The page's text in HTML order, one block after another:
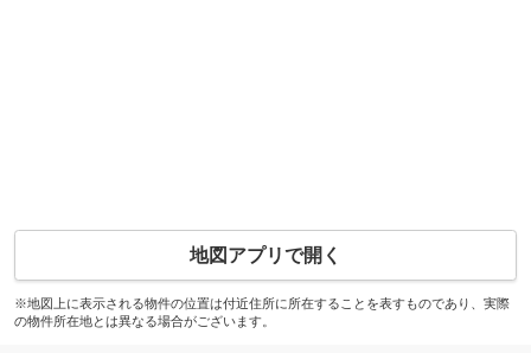
地図アプリで開く
※地図上に表示される物件の位置は付近住所に所在することを表すものであり、実際
の物件所在地とは異なる場合がございます。